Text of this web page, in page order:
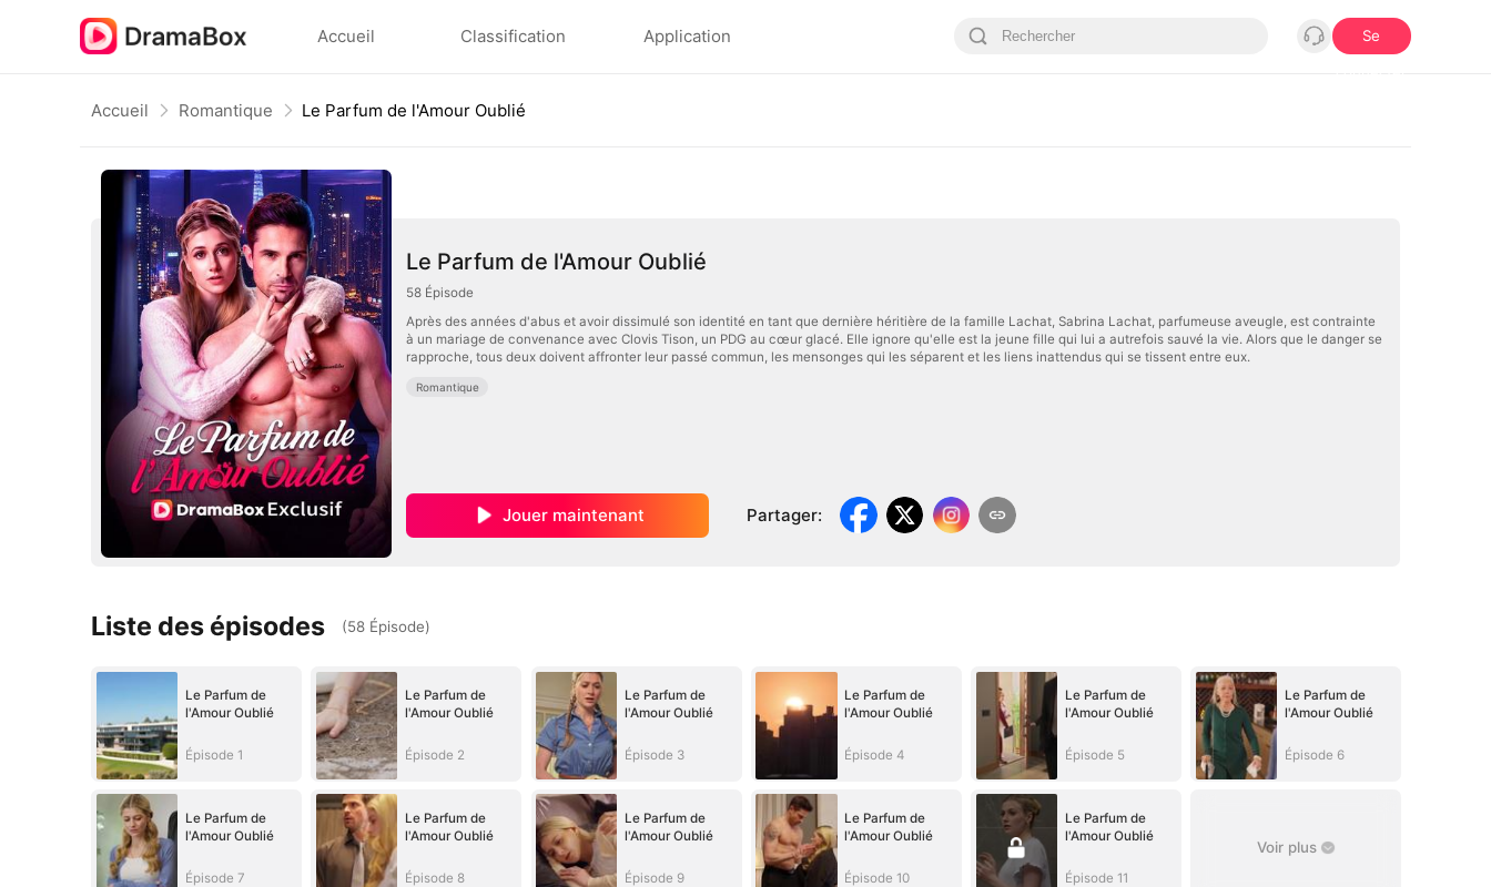
Accueil Classification Application Se
Accueil Romantique Le Parfum de l'Amour Oublié
Le Parfum de l'Amour Oublié
58 Épisode
Après des années d'abus et avoir dissimulé son identité en tant que dernière héritière de la famille Lachat, Sabrina Lachat, parfumeuse aveugle, est contrainte
à un mariage de convenance avec Clovis Tison, un PDG au cœur glacé. Elle ignore qu'elle est la jeune fille qui lui a autrefois sauvé la vie. Alors que le danger se
rapproche, tous deux doivent affronter leur passé commun, les mensonges qui les séparent et les liens inattendus qui se tissent entre eux.
Romantique
Jouer maintenant Partager:
Liste des épisodes (58 Épisode)
Le Parfum de
l'Amour Oublié
Épisode 1
Le Parfum de
l'Amour Oublié
Épisode 2
Le Parfum de
l'Amour Oublié
Épisode 3
Le Parfum de
l'Amour Oublié
Épisode 4
Le Parfum de
l'Amour Oublié
Épisode 5
Le Parfum de
l'Amour Oublié
Épisode 6
Le Parfum de
l'Amour Oublié
Épisode 7
Le Parfum de
l'Amour Oublié
Épisode 8
Le Parfum de
l'Amour Oublié
Épisode 9
Le Parfum de
l'Amour Oublié
Épisode 10
Le Parfum de
l'Amour Oublié
Épisode 11
Voir plus